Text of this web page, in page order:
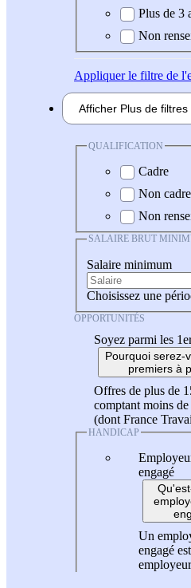
Plus de 3
Non
Appliquerle filtre de
Afficher Plus de filtres
QUALIFICATION
Cadre
Non cadre
Non
SALAIRE BRUT
Salaire minimum
Choisissez une
OPPORTUNITÉS
Soyez parmi les
Pourquoi serez-
premiers à
Offres de plus de
comptant moins
(dont France
HANDICAP
engagé
Un
engagé